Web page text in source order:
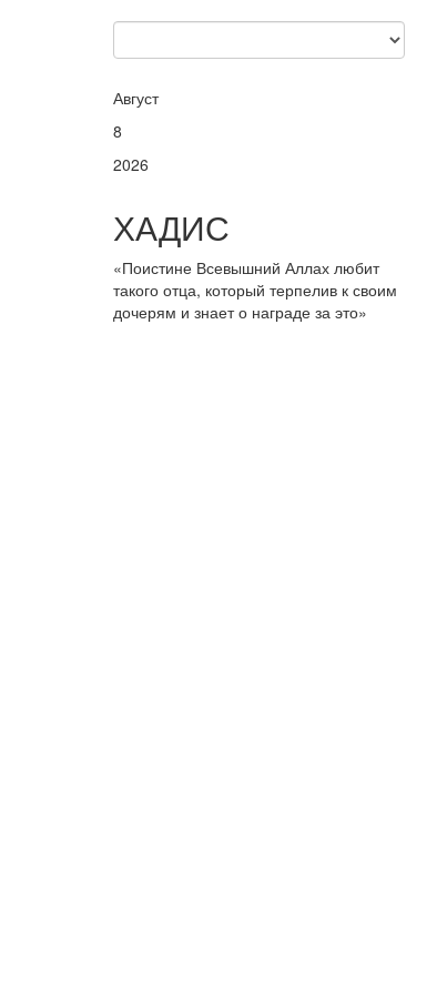
Август
8
2026
ХАДИС
«Поистине Всевышний Аллах любит
такого отца, который терпелив к своим
дочерям и знает о награде за это»